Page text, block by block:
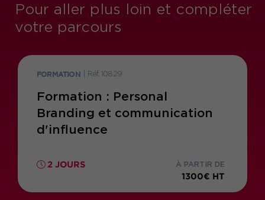
Pour aller plus loin et compléter
votre parcours
FORMATION Réf. 10829
Formation : Personal
Branding et communication
d'influence
2 JOURS À PARTIR DE
1300€ HT